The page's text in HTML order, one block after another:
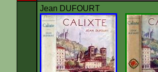
Jean DUFOURT